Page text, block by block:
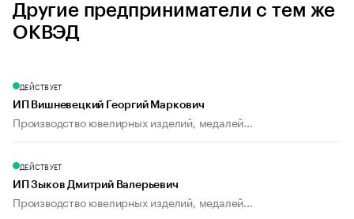
Другие предприниматели с тем же
ОКВЭД
ДЕЙСТВУЕТ
ИП Вишневецкий Георгий Маркович
Производство ювелирных изделий, медалей...
ДЕЙСТВУЕТ
ИП Зыков Дмитрий Валерьевич
Производство ювелирных изделий, медалей...